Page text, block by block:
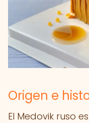
Origen e
El Medovik ruso